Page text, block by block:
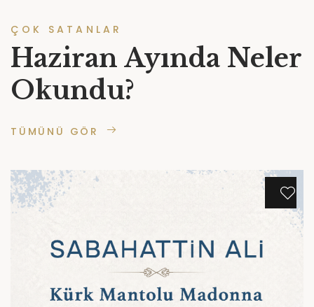
ÇOK SATANLAR
Haziran Ayında Neler
Okundu?
TÜMÜNÜ GÖR